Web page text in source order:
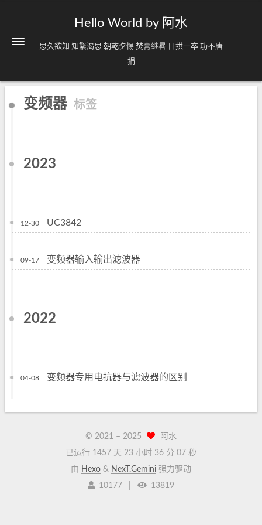
Hello World by 阿水
思久欲知 知繁渴思 朝乾夕惕 焚膏继晷 日拱一卒 功不唐
捐
变频器 标签
2023
12-30 UC3842
09-17 变频器输入输出滤波器
2022
04-08 变频器专用电抗器与滤波器的区别
© 2021 – 2025
阿水
已运行 1457 天 23 小时 36 分 07 秒
由 Hexo & NexT.Gemini 强力驱动
10177
13819